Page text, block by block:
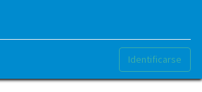
Identificarse